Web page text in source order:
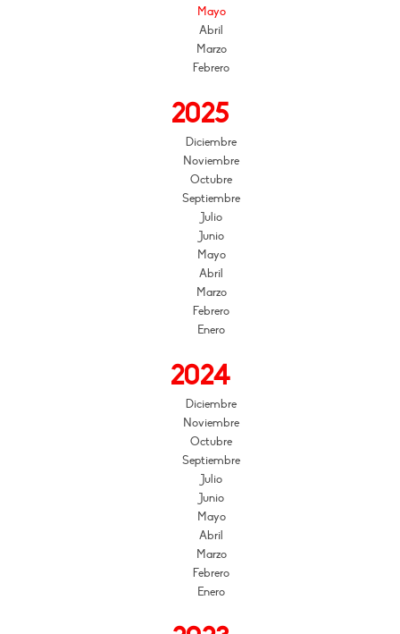
Mayo
Abril
Marzo
Febrero
2025
Diciembre
Noviembre
Octubre
Septiembre
Julio
Junio
Mayo
Abril
Marzo
Febrero
Enero
2024
Diciembre
Noviembre
Octubre
Septiembre
Julio
Junio
Mayo
Abril
Marzo
Febrero
Enero